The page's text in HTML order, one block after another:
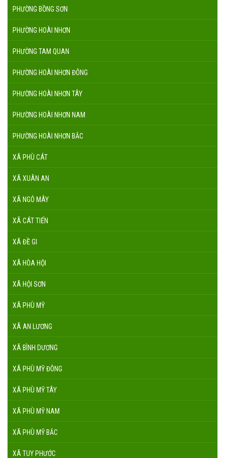
PHƯỜNG BỒNG SƠN
PHƯỜNG HOÀI NHƠN
PHƯỜNG TAM QUAN
PHƯỜNG HOÀI NHƠN ĐÔNG
PHƯỜNG HOÀI NHƠN TÂY
PHƯỜNG HOÀI NHƠN NAM
PHƯỜNG HOÀI NHƠN BẮC
XÃ PHÙ CÁT
XÃ XUÂN AN
XÃ NGÔ MÂY
XÃ CÁT TIẾN
XÃ ĐỀ GI
XÃ HÒA HỘI
XÃ HỘI SƠN
XÃ PHÙ MỸ
XÃ AN LƯƠNG
XÃ BÌNH DƯƠNG
XÃ PHÙ MỸ ĐÔNG
XÃ PHÙ MỸ TÂY
XÃ PHÙ MỸ NAM
XÃ PHÙ MỸ BẮC
XÃ TUY PHƯỚC